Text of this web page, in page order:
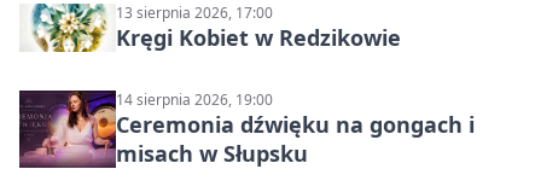
13 sierpnia 2026, 17:00
Kręgi Kobiet w Redzikowie
14 sierpnia 2026, 19:00
Ceremonia dźwięku na gongach i
misach w Słupsku